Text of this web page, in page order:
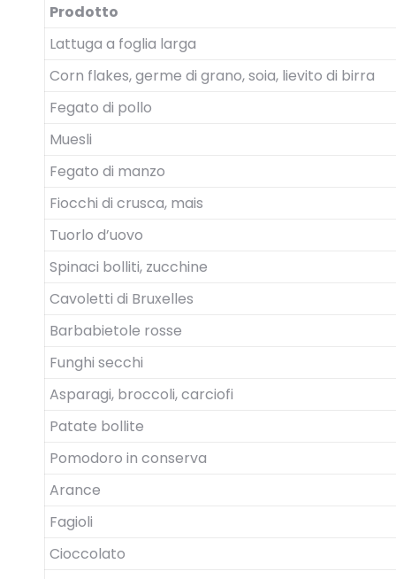
Prodotto
Lattuga a foglia larga
Corn flakes, germe di grano, soia, lievito di birra
Fegato di pollo
Muesli
Fegato di manzo
Fiocchi di crusca, mais
Tuorlo d’uovo
Spinaci bolliti, zucchine
Cavoletti di Bruxelles
Barbabietole rosse
Funghi secchi
Asparagi, broccoli, carciofi
Patate bollite
Pomodoro in conserva
Arance
Fagioli
Cioccolato